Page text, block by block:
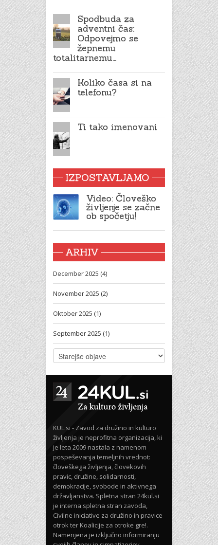
Spodbuda za
adventni čas:
Odpovejmo se
žepnemu
totalitarnemu…
Koliko časa si na
telefonu?
Ti tako imenovani
IZPOSTAVLJAMO
Video: Človeško
življenje se začne
ob spočetju!
ARHIV
December 2025 (4)
November 2025 (2)
Oktober 2025 (1)
September 2025 (1)
KUL.si - Zavod za družino in kulturo
življenja je neprofitna organizacija, ki
je leta 2009 nastala z namenom
pospeševanja temeljnih vrednot:
človeškega življenja, človekovih
pravic, družine, solidarnosti,
demokracije, svobode in aktivnega
državljanstva. Spletna stran 24kul.si
je interna spletna stran zavoda,
Civilne iniciative za družino in pravice
otrok ter Koalicije za otroke gre!.
Namenjena je izključno informiranju